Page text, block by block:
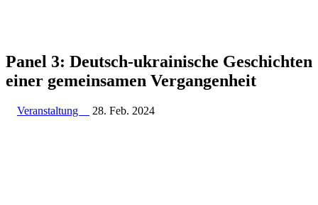
Panel 3: Deutsch-ukrai­nische Geschichten
einer gemein­samen Vergangenheit
Veranstaltung 28. Feb. 2024